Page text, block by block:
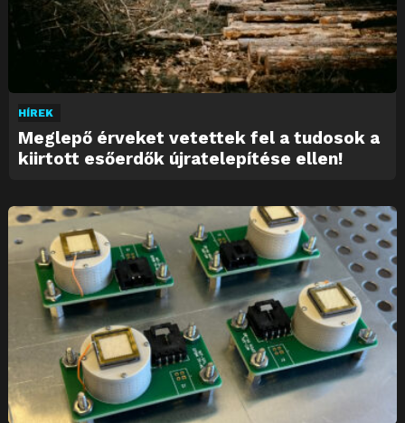
HÍREK
Meglepő érveket vetettek fel a tudosok a
kiirtott esőerdők újratelepítése ellen!